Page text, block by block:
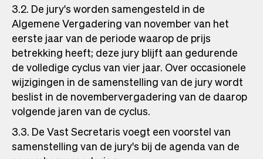
3.2. De jury's worden samengesteld in de
Algemene Vergadering van november van het
eerste jaar van de periode waarop de prijs
betrekking heeft; deze jury blijft aan gedurende
de volledige cyclus van vier jaar. Over occasionele
wijzigingen in de samenstelling van de jury wordt
beslist in de novembervergadering van de daarop
volgende jaren van de cyclus.
3.3. De Vast Secretaris voegt een voorstel van
samenstelling van de jury's bij de agenda van de